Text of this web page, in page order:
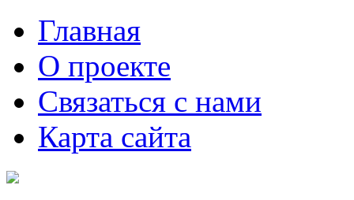
Главная
О проекте
Связаться с нами
Карта сайта